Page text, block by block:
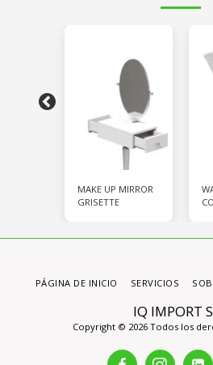
MAKE UP MIRROR
GRISETTE
IQ IMPORT
Copyright © 2026 Todos los
PÁGINA DE INICIO SERVICIOS